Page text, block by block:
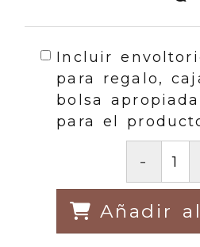
Incluir
para regalo,
bolsa apropiada
para el
-
Añadir